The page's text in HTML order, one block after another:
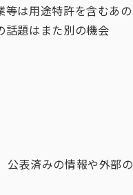
等は用途特許を含むあの
話題はまた別の機会
公表済みの情報や外部の